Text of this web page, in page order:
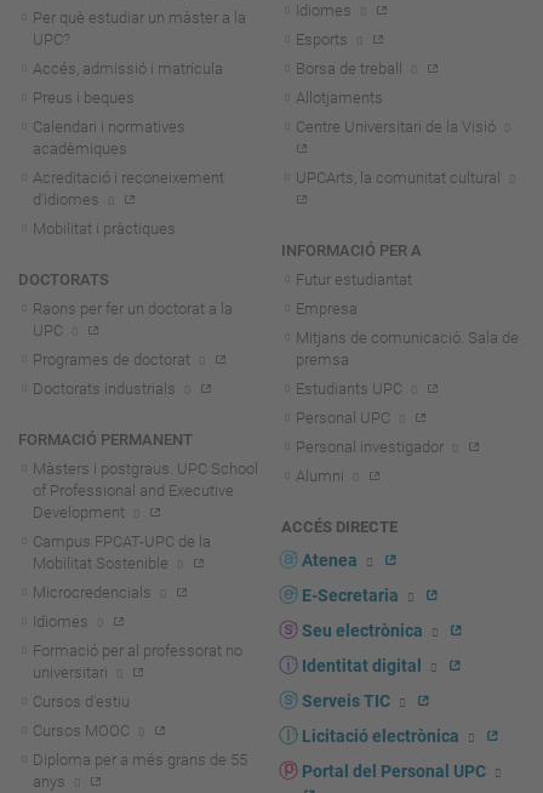
Per què estudiar un màster a la
UPC?
Accés, admissió i matrícula
Preus i beques
Calendari i normatives
acadèmiques
Acreditació i reconeixement
d'idiomes
Mobilitat i pràctiques
DOCTORATS
Raons per fer un doctorat a la
UPC
Programes de doctorat
Doctorats industrials
FORMACIÓ PERMANENT
Màsters i postgraus. UPC School
of Professional and Executive
Development
Campus FPCAT-UPC de la
Mobilitat Sostenible
Microcredencials
Idiomes
Formació per al professorat no
universitari
Cursos d'estiu
Cursos MOOC
Diploma per a més grans de 55
anys
Idiomes
Esports
Borsa de treball
Allotjaments
Centre Universitari de la Visió
UPCArts, la comunitat cultural
INFORMACIÓ PER A
Futur estudiantat
Empresa
Mitjans de comunicació. Sala de
premsa
Estudiants UPC
Personal UPC
Personal investigador
Alumni
ACCÉS DIRECTE
Atenea
E-Secretaria
Seu electrònica
Identitat digital
Serveis TIC
Licitació electrònica
Portal del Personal UPC